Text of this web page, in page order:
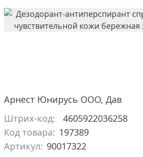
Арнест Юнирусь ООО, Дав
Штрих-код:
4605922036258
Код товара: 197389
Артикул: 90017322